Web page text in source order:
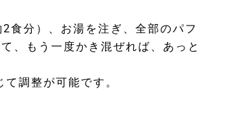
食分）、お湯を注ぎ、全部のパフ
、もう一度かき混ぜれば、あっと
調整が可能です。